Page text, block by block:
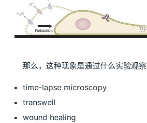
那么，这种现象是通过什么实验观
time-lapse microscopy
transwell
wound healing